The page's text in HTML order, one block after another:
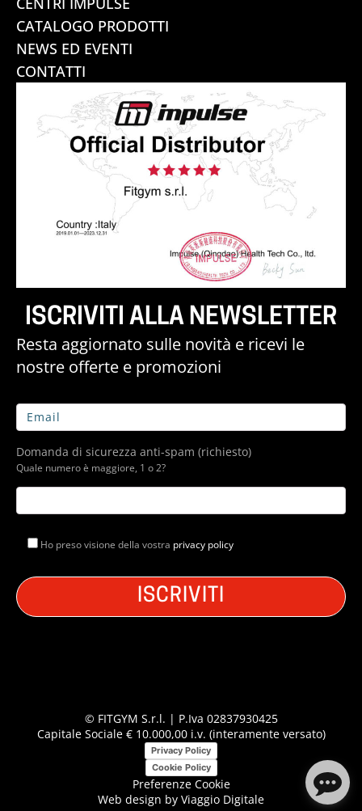
CATALOGO PRODOTTI
NEWS ED EVENTI
CONTATTI
ISCRIVITI ALLA NEWSLETTER
Resta aggiornato sulle novità e ricevi le
nostre offerte e promozioni
Domanda di sicurezza anti-spam (richiesto)
Quale numero è maggiore, 1 o 2?
Ho preso visione della vostra privacy policy
© FITGYM S.r.l. | P.Iva 02837930425
Capitale Sociale € 10.000,00 i.v. (interamente versato)
Privacy Policy
Cookie Policy
Preferenze Cookie
Web design by Viaggio Digitale